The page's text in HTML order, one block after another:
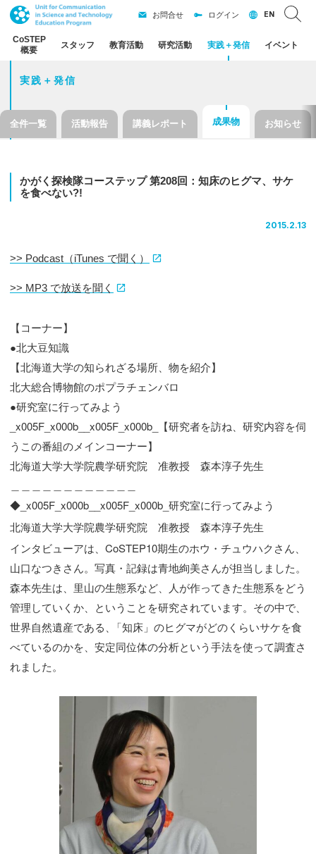
CoSTEP
概要
スタッフ 教育活動 研究活動 実践＋発信 イベント
お問合せ ログイン EN
実践＋発信
全件一覧 活動報告 講義レポート 成果物 お知らせ
かがく 探検隊コーステップ 第208回： 知床のヒグマ、 サケ
を食べない?!
2015.2.13
>> Podcast（iTunes で聞く）
>> MP3 で放送を聞く
【コーナー】
●北大豆知識
【北海道大学の知られざる場所、物を紹介】
北大総合博物館のポプラチェンバロ
●研究室に行ってみよう
_x005F_x000b__x005F_x000b_【研究者を訪ね、研究内容を伺
うこの番組のメインコーナー】
北海道大学大学院農学研究院 准教授 森本淳子先生
◆_x005F_x000b__x005F_x000b_研究室に行ってみよう
北海道大学大学院農学研究院 准教授 森本淳子先生
インタビューアは、CoSTEP10期生のホウ・チュウハクさん、
山口なつきさん。写真・記録は青地絢美さんが担当しました。
森本先生は、里山の生態系など、人が作ってきた生態系をどう
管理していくか、ということを研究されています。その中で、
世界自然遺産である
「知床」のヒグマがどのくらいサケを食
べているのかを、安定同位体の分析という手法を使って調査さ
れました。